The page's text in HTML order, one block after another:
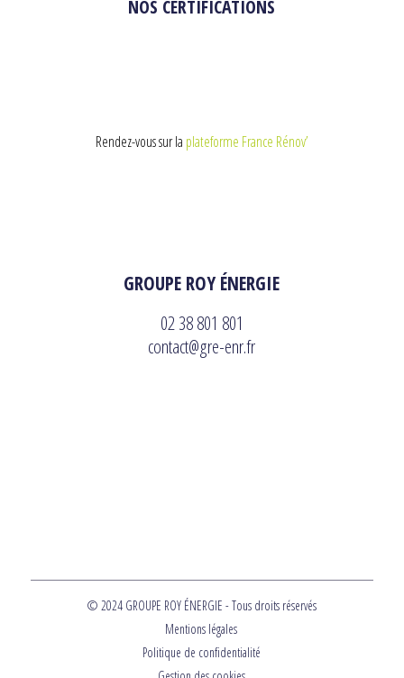
GROUPE ROY ÉNERGIE
02 38 801 801
contact@gre-enr.fr
NOS CERTIFICATIONS
Rendez-vous sur la plateforme France Rénov’
© 2024 GROUPE ROY ÉNERGIE - Tous droits réservés
Mentions légales
Politique de confidentialité